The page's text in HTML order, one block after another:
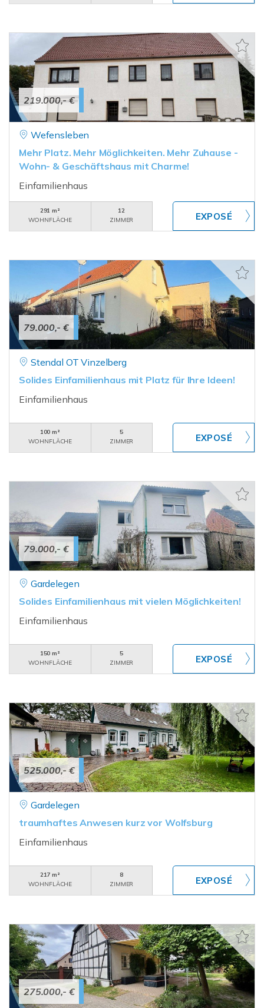
219.000,- €
Wefensleben
Mehr Platz. Mehr Möglichkeiten. Mehr Zuhause -
Wohn- & Geschäftshaus mit Charme!
Einfamilienhaus
291 m²
WOHNFLÄCHE
12
ZIMMER
79.000,- €
Stendal OT Vinzelberg
Solides Einfamilienhaus mit Platz für Ihre Ideen!
Einfamilienhaus
100 m²
WOHNFLÄCHE
5
ZIMMER
79.000,- €
Gardelegen
Solides Einfamilienhaus mit vielen Möglichkeiten!
Einfamilienhaus
150 m²
WOHNFLÄCHE
5
ZIMMER
525.000,- €
Gardelegen
traumhaftes Anwesen kurz vor Wolfsburg
Einfamilienhaus
217 m²
WOHNFLÄCHE
8
ZIMMER
275.000,- €